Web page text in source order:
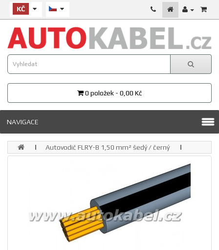
KČ
0 položek - 0,00 Kč
NAVIGACE
Autovodič FLRY-B 1,50 mm² šedý / černý